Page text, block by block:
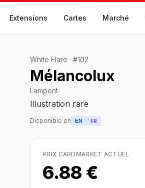
Extensions Cartes Marché
White Flare · #102
Mélancolux
Lampent
Illustration rare
Disponible en EN FR
PRIX CARDMARKET ACTUEL
6.88 €